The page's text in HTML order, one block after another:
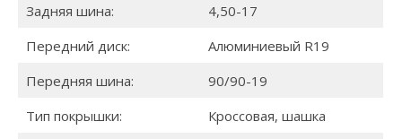
Задняя шина:
4,50-17
Передний диск:
Алюминиевый R19
Передняя шина:
90/90-19
Тип покрышки:
Кроссовая, шашка